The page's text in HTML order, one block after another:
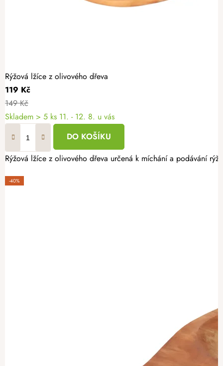
Rýžová lžíce z olivového dřeva
119 Kč
149 Kč
Skladem > 5 ks 11. - 12. 8. u vás
DO KOŠÍKU
Rýžová lžíce z olivového dřeva určená k míchání a podávání
-40%